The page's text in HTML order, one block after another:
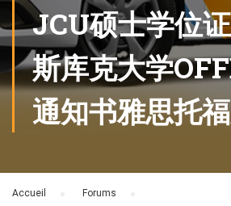
JCU硕士学位
斯库克大学
通知书雅思托
Accueil Forums